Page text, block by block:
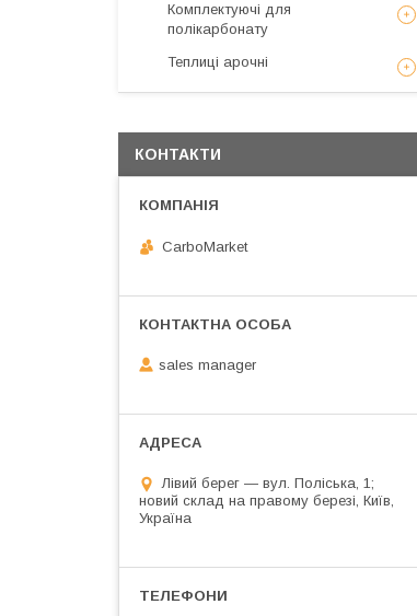
Комплектуючі для
полікарбонату
Теплиці арочні
КОНТАКТИ
CarboMarket
sales manager
Лівий берег — вул. Поліська, 1;
новий склад на правому березі, Київ,
Україна